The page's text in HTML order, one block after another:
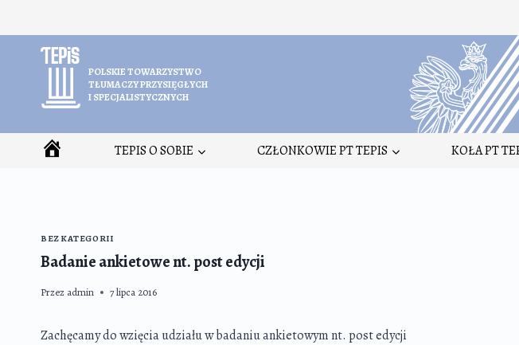
POLSKIE TOWARZYSTWO
TŁUMACZY PRZYSIĘGŁYCH
I SPECJALISTYCZNYCH
TEPIS O SOBIE CZŁONKOWIE PT TEPIS KOŁA PT
BEZ KATEGORII
Badanie ankietowe nt. post edycji
Przez admin 7 lipca 2016
Zachęcamy do wzięcia udziału w badaniu ankietowym nt. post edycji